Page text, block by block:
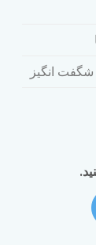
شگفت انگیز